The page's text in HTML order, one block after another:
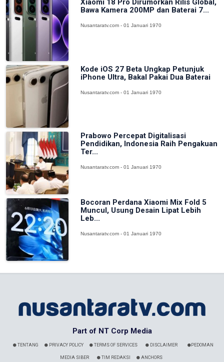
Xiaomi 18 Pro Dirumorkan Rilis Global,
Bawa Kamera 200MP dan Baterai 7...
Nusantaratv.com - 01 Januari 1970
Kode iOS 27 Beta Ungkap Petunjuk
iPhone Ultra, Bakal Pakai Dua Baterai
Nusantaratv.com - 01 Januari 1970
Prabowo Percepat Digitalisasi
Pendidikan, Indonesia Raih Pengakuan
Ter...
Nusantaratv.com - 01 Januari 1970
Bocoran Perdana Xiaomi Mix Fold 5
Muncul, Usung Desain Lipat Lebih
Leb...
Nusantaratv.com - 01 Januari 1970
Part of NT Corp Media
TENTANG PRIVACY POLICY TERMS OF SERVICES DISCLAIMER PEDOMAN
MEDIA SIBER TIM REDAKSI ANCHORS